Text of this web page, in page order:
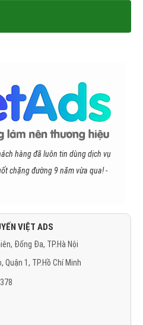
hàng đã luôn tin dùng dịch vụ
chặng đường 9 năm vừa qua! -
VIỆT ADS
Đống Đa, TP.Hà Nội
Quận 1, TP.Hồ Chí Minh